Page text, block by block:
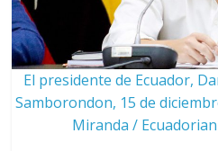
El presidente de Ecuador,
Samborondon, 15 de
Miranda /